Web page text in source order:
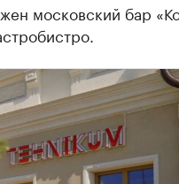
московский бар